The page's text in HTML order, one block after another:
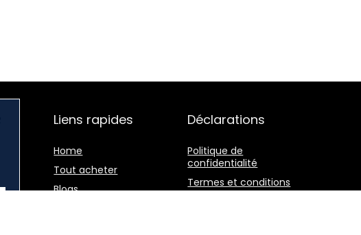
Liens rapides
Home
Tout acheter
Blogs
Déclarations
Politique de
confidentialité
Termes et conditions